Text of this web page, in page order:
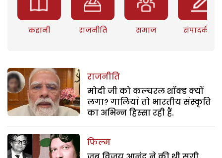
कहानी राजनीति समाज संपादकीय
राजनीति
मोदी जी को कल्चरल शॉक्ड क्यों
लगा? गालियां तो भारतीय संस्कृति
का अभिन्न हिस्सा रही हैं.
फिल्म